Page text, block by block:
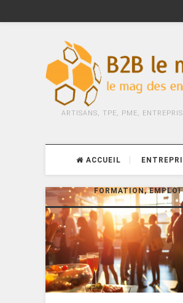
ARTISANS, TPE, PME,
ACCUEIL
FORMATION, EMPLOI